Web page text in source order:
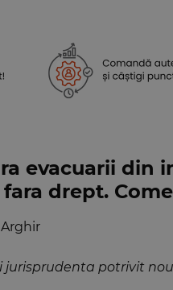
evacuarii din
drept.
jurisprudenta potrivit